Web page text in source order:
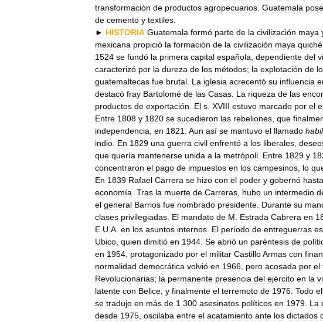
transformación de productos agropecuarios Guatemala
de cemento y textiles
► HISTORIA Guatemala formó parte de la civilización maya
mexicana propició la formación de la civilización maya quiché
1524 se fundó la primera capital española dependiente del
caracterizó por la dureza de los métodos; la explotación de
guatemaltecas fue brutal La iglesia acrecentó su influencia
destacó fray Bartolomé de las Casas La riqueza de las
productos de exportación El s XVIII estuvo marcado por el
Entre 1808 y 1820 se sucedieron las rebeliones que
independencia en 1821 Aun así se mantuvo el llamado
indio En 1829 una guerra civil enfrentó a los liberales
que quería mantenerse unida a la metrópoli Entre 1829 y
concentraron el pago de impuestos en los campesinos lo
En 1839 Rafael Carrera se hizo con el poder y gobernó hasta
economía Tras la muerte de Carreras hubo un intermedio
el general Barrios fue nombrado presidente Durante su
clases privilegiadas El mandato de M Estrada Cabrera en
E U A en los asuntos internos El período de entreguerras
Ubico quien dimitió en 1944 Se abrió un paréntesis de
en 1954 protagonizado por el militar CastilloArmas con
normalidad democrática volvió en 1966 pero acosada por el
Revolucionarias; la permanente presencia del ejército en la
latente con Belice y finalmente el terremoto de 1976 Todo
se tradujo en más de 1 300 asesinatos políticos en 1979 La
desde 1975 oscilaba entre el acatamiento ante los dictados